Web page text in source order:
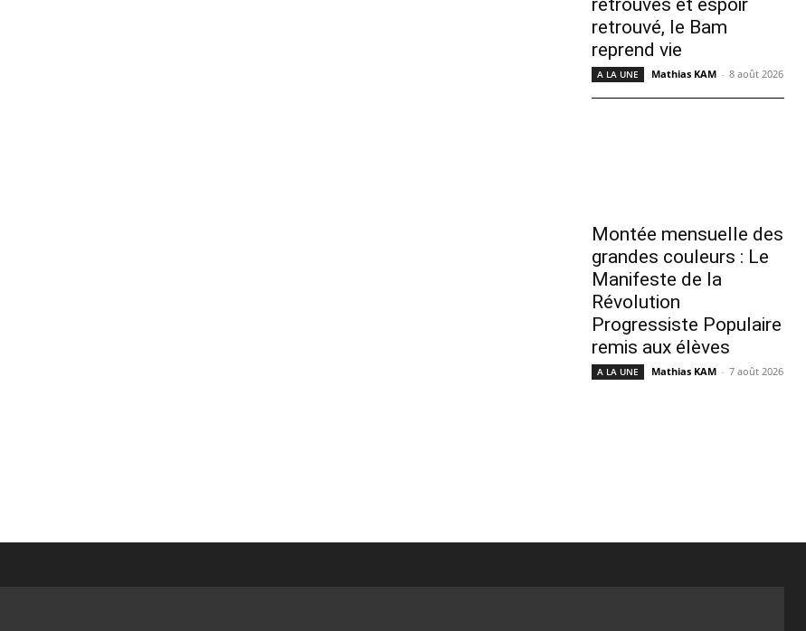
retrouvés et espoir
retrouvé, le Bam
reprend vie
A LA UNE Mathias KAM - 8 août 2026
Montée mensuelle des
grandes couleurs : Le
Manifeste de la
Révolution
Progressiste Populaire
remis aux élèves
A LA UNE Mathias KAM - 7 août 2026